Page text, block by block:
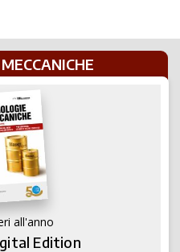
all'anno
Edition